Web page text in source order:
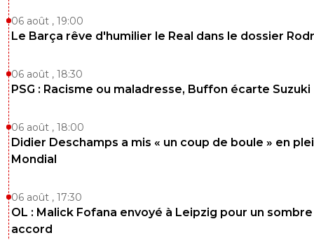
06 août , 19:00
Le Barça rêve d'humilier le Real dans le dossier
06 août , 18:30
PSG : Racisme ou maladresse, Buffon écarte Suzuki
06 août , 18:00
Didier Deschamps a mis « un coup de boule » en
Mondial
06 août , 17:30
OL : Malick Fofana envoyé à Leipzig pour un sombre
accord